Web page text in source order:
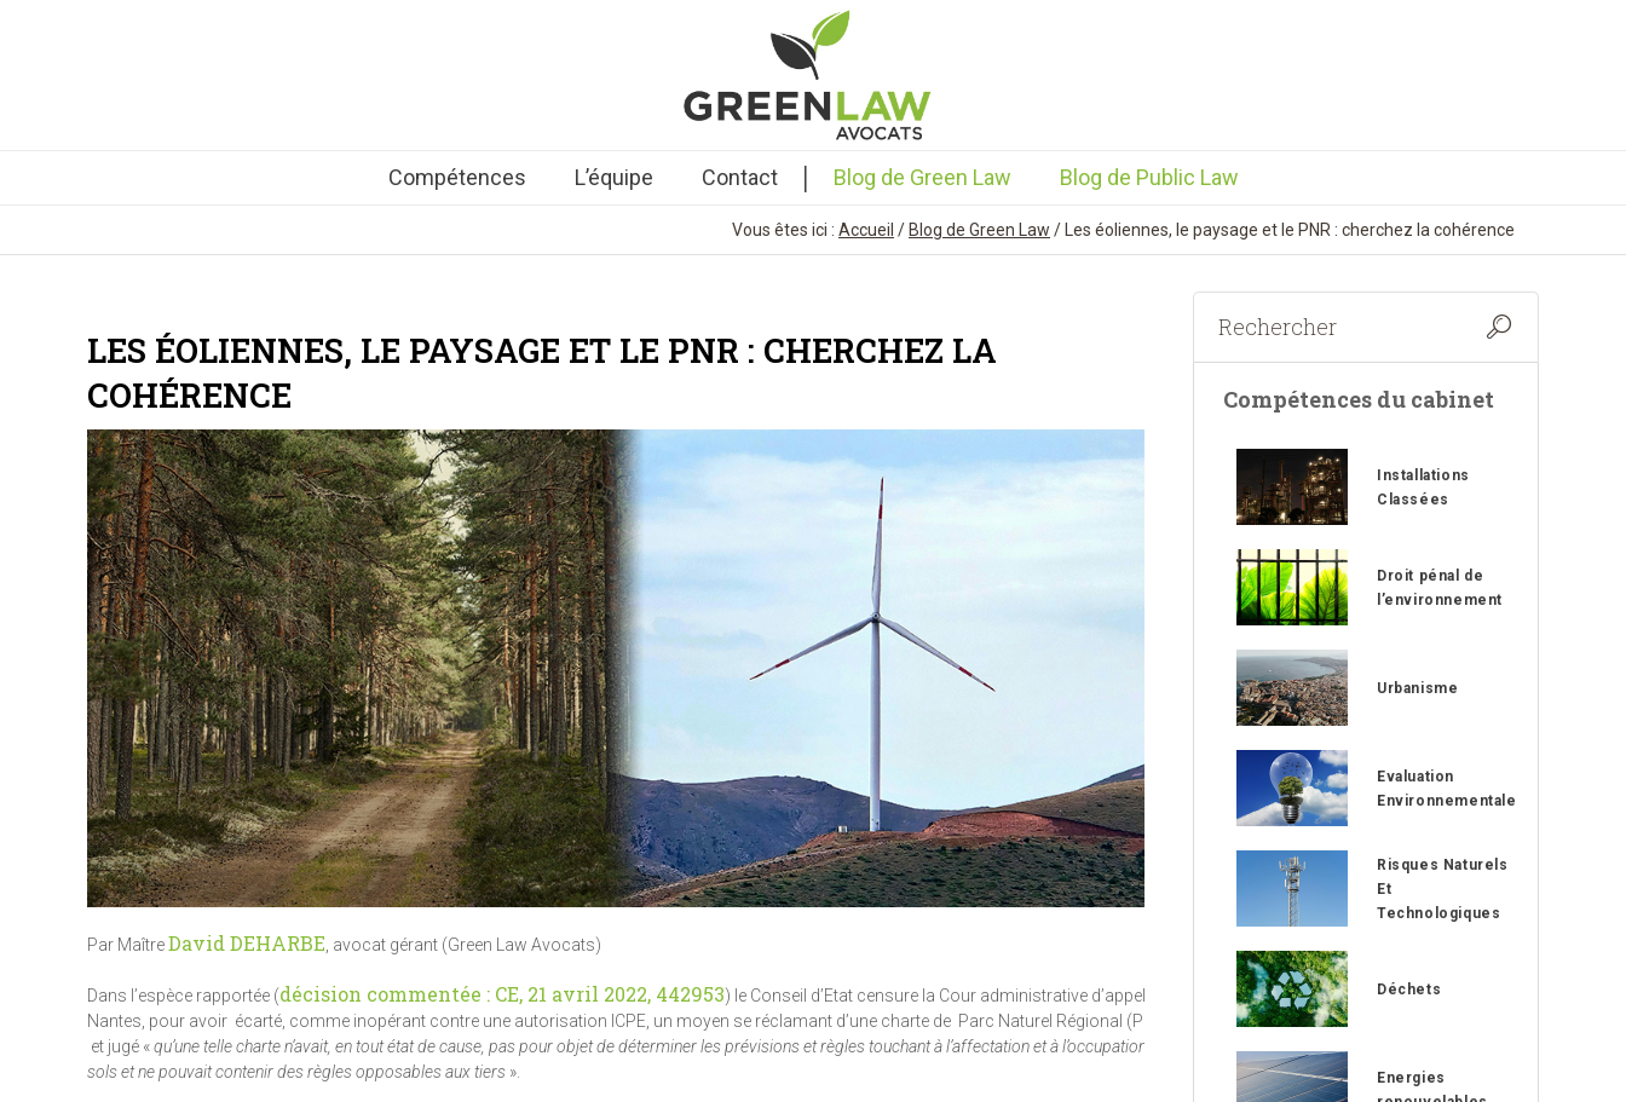
Compétences L’équipe Contact | Blog de Green Law Blog de Public Law
Vous êtes ici : Accueil / Blog de Green Law / Les éoliennes, le paysage et le PNR : cherchez la cohérence
LES ÉOLIENNES, LE PAYSAGE ET LE PNR : CHERCHEZ LA
COHÉRENCE
Par MaîtreDavid DEHARBE , avocat gérant (Green Law Avocats)
Dans l’espèce rapportée (décision commentée : CE, 21 avril 2022, 442953) le Conseil d’Etat censure la Cour administrative d’appel de
Nantes, pour avoir écarté, comme inopérant contre une autorisation ICPE, un moyen se réclamant d’une charte de Parc Naturel Régional (PNR)
et jugé «qu’une telle charte n’avait, en tout état de cause, pas pour objet de déterminer les prévisions et règles touchant à l’affectation et à l’occupation des
sols et ne pouvait contenir des règles opposables aux tiers ».
Compétences du cabinet
Installations
Classées
Droit pénal de
l’environnement
Urbanisme
Evaluation
Environnementale
Risques Naturels
Et
Technologiques
Déchets
Energies